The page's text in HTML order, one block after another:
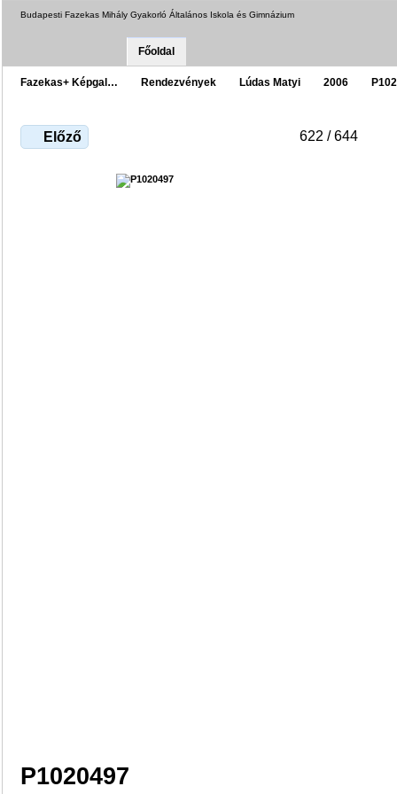
Budapesti Fazekas Mihály Gyakorló Általános Iskola és Gimnázium
Főoldal
Fazekas+ Képgal… Rendezvények Lúdas Matyi 2006
Előző 622 / 644
P1020497